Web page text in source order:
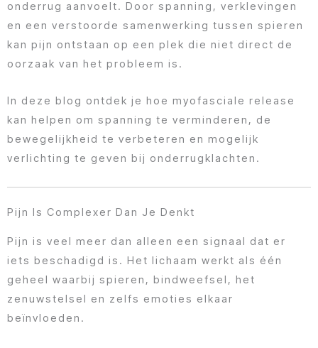
onderrug aanvoelt. Door spanning, verklevingen
en een verstoorde samenwerking tussen spieren
kan pijn ontstaan op een plek die niet direct de
oorzaak van het probleem is.
In deze blog ontdek je hoe myofasciale release
kan helpen om spanning te verminderen, de
bewegelijkheid te verbeteren en mogelijk
verlichting te geven bij onderrugklachten.
Pijn Is Complexer Dan Je Denkt
Pijn is veel meer dan alleen een signaal dat er
iets beschadigd is. Het lichaam werkt als één
geheel waarbij spieren, bindweefsel, het
zenuwstelsel en zelfs emoties elkaar
beïnvloeden.